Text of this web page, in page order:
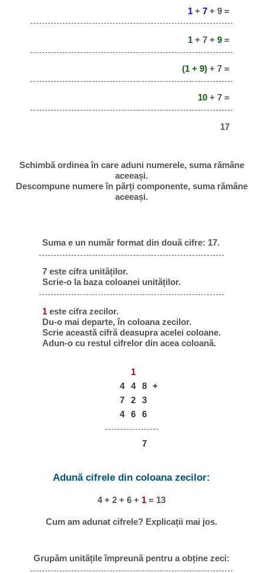
1 + 7 + 9 =
1 + 7 + 9 =
(1 + 9) + 7 =
10 + 7 =
17
Schimbă ordinea în care aduni numerele, suma rămâne
aceeași.
Descompune numere în părți componente, suma rămâne
aceeași.
Suma e un număr format din două cifre: 17.
7 este cifra unităților.
Scrie-o la baza coloanei unităților.
1 este cifra zecilor.
Du-o mai departe, în coloana zecilor.
Scrie această cifră deasupra acelei coloane.
Adun-o cu restul cifrelor din acea coloană.
1
4
4 8
+
7
2
3
4
6 6
7
Adună cifrele din coloana zecilor:
4 + 2 + 6 + 1 = 13
Cum am adunat cifrele? Explicații mai jos.
Grupăm unitățile împreună pentru a obține zeci: